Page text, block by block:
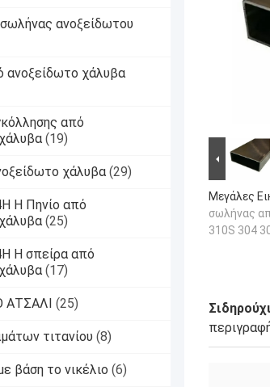
ανοξείδωτου
ανοξείδωτο χάλυβα
από
(19)
χάλυβα (29)
H Πηνίο από
(25)
H σπείρα από
(17)
(25)
τιτανίου (8)
βάση το νικέλιο (6)
Μεγάλες
σωλήνας
310S 304